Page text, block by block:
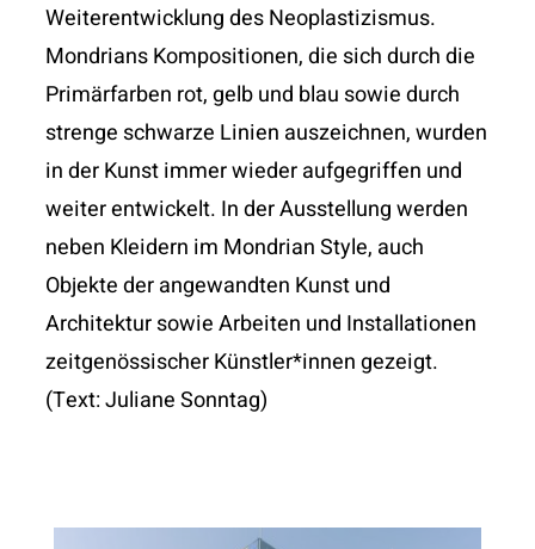
Weiterentwicklung desNeoplastizismus.
Mondrians Kompositionen, die sich durch die
Primärfarben rot, gelb und blau sowie durch
strenge schwarze Linien auszeichnen, wurden
in der Kunstimmer wieder aufgegriffen und
weiter entwickelt. In der Ausstellung werden
neben Kleidern im Mondrian Style, auch
Objekte der angewandten Kunstund
Architektur sowie Arbeiten und Installationen
zeitgenössischer Künstler*innen gezeigt.
(Text: Juliane Sonntag)